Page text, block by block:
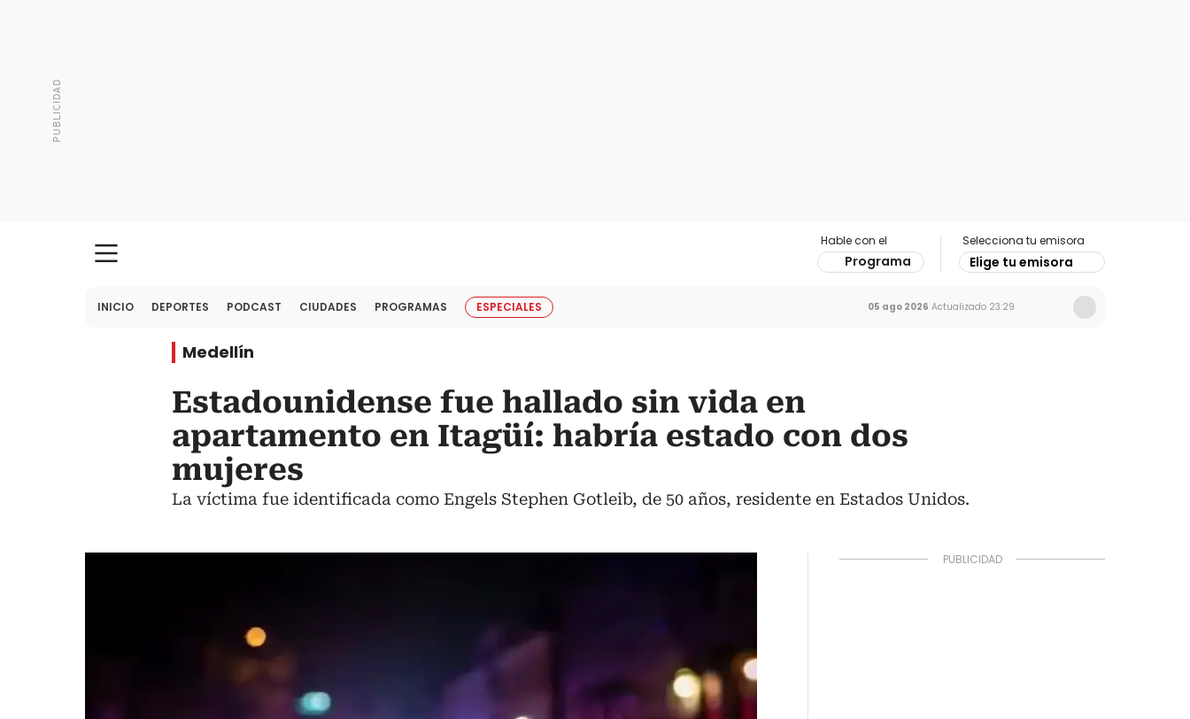
Hable con el
Programa
Selecciona tu emisora
Elige tu emisora
INICIO DEPORTES PODCAST CIUDADES PROGRAMAS ESPECIALES 05 ago 2026 Actualizado 23:29
Medellín
Estadounidense fue hallado sin vida en
apartamento en Itagüí: habría estado con dos
mujeres
La víctima fue identificada como Engels Stephen Gotleib, de 50 años, residente en Estados Unidos.